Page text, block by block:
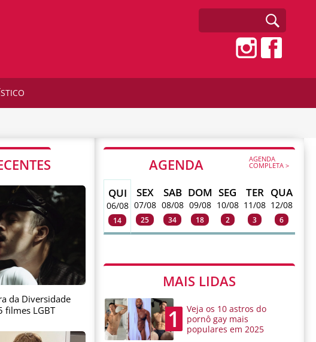
da Diversidade
filmes LGBT
AGENDA AGENDA
COMPLETA >
QUI
06/08
14
SEX
07/08
25
SAB
08/08
34
DOM
09/08
18
SEG
10/08
2
TER
11/08
3
QUA
12/08
6
MAIS LIDAS
1
Veja os 10 astros do
pornô gay mais
populares em 2025